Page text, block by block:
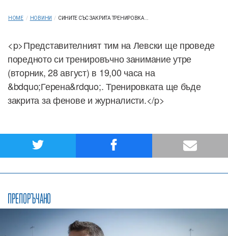
HOME / НОВИНИ / СИНИТЕ СЪС ЗАКРИТА ТРЕНИРОВКА...
<p>Представителният тим на Левски ще проведе
поредното си тренировъчно занимание утре
(вторник, 28 август) в 19,00 часа на
&bdquo;Герена&rdquo;. Тренировката ще бъде
закрита за фенове и журналисти.</p>
ПРЕПОРЪЧАНО